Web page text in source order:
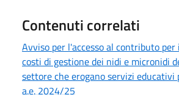
Contenuti correlati
Avviso per l'accesso al contributo per
costi di gestione dei nidi e micronidi
settore che erogano servizi
a.e. 2024/25